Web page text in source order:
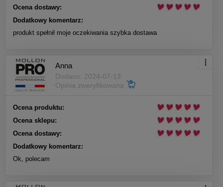
Ocena dostawy:
Dodatkowy komentarz:
produkt spełnił moje oczekiwania szybka dostawa
Anna
Dodano: 2024-07-13
Opinia zweryfikowana
Ocena produktu:
Ocena sklepu:
Ocena dostawy:
Dodatkowy komentarz:
Ok, polecam